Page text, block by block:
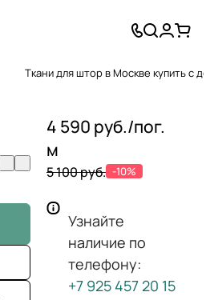
Ткани для штор в Москве купить с
4 590 руб./пог.
м
5 100 руб. -10%
Узнайте
наличие по
телефону:
+7 925 457 20 15